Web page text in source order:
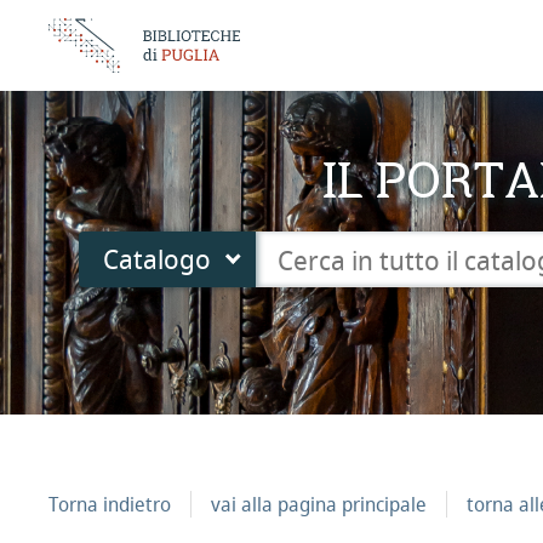
IL
Catalogo cambiaCerca su "Catalogo"
Torna indietro vai alla pagina principale torna